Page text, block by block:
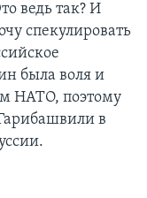
ведь так? И
спекулировать
была воля и
НАТО, поэтому
в